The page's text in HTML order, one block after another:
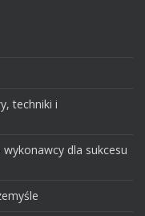
techniki i
dla sukcesu